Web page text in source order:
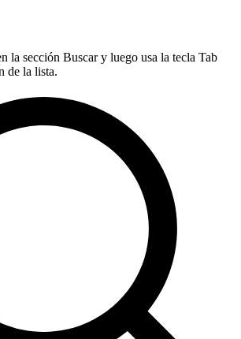
la sección Buscar y luego usa la tecla Tab
de la lista.